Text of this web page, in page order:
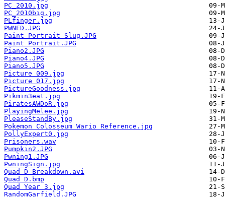
PC_2010.jpg
PC_2010big.jpg
PLfinger.jpg
PWNED.JPG
Paint Portrait Slug.JPG
Paint Portrait.JPG
Piano2.JPG
Piano4.JPG
Piano5.JPG
Picture 009.jpg
Picture 017.jpg
PictureGoodness.jpg
Pikmin3eat.jpg
PiratesAWDoR.jpg
PlayingMelee.jpg
PleaseStandBy.jpg
Pokemon Colosseum Wario Reference.jpg
PollyExpert0.jpg
Prisoners.wav
Pumpkin2.JPG
Pwning1.JPG
PwningSign.jpg
Quad D Breakdown.avi
Quad D.bmp
Quad Year 3.jpg
RandomGarfield.JPG